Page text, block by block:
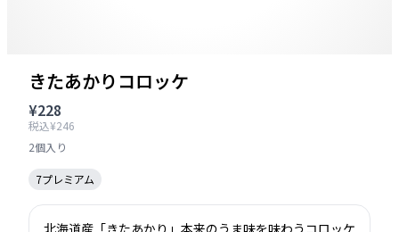
きたあかりコロッケ
¥228
税込¥246
2個入り
7プレミアム
北海道産「きたあかり」本来のうま味を味わうコロッケ